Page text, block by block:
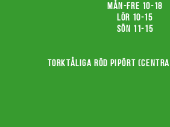
Mån-fre 10-18
Lör 10-15
Sön 11-15
Torktåliga röd pipört